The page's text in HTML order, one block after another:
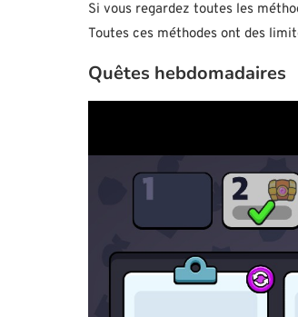
Si vous regardez toutes les
Toutes ces méthodes ont des
Quêtes hebdomadaires